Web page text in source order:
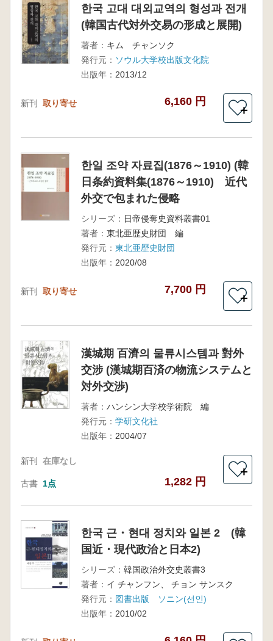
한국 고대 대외교역의 형성과 전개
(韓国古代対外交易の形成と展開)
著者： キム チャンソク
発行元： ソウル大学校出版文化院
出版年： 2013/12
新刊 取り寄せ 6,160 円
＋
한일 조약 자료집(1876～1910) (韓
日条約資料集(1876～1910) 近代
外交で包まれた侵略
シリーズ： 日帝侵奪史資料叢書01
著者： 東北亜歴史財団 編
発行元： 東北亜歴史財団
出版年： 2020/08
新刊 取り寄せ 7,700 円
＋
漢城期 百濟의 물류시스템과 對外
交涉 (漢城期百済の物流システムと
対外交渉)
著者： ハンシン大学校学術院 編
発行元： 学研文化社
出版年： 2004/07
新刊 在庫なし
古書 1点 1,282 円
＋
한국 근・현대 정치와 일본 2 (韓
国近・現代政治と日本2)
シリーズ： 韓国政治外交史叢書3
著者： イ チャンフン、 チョン サンスク
発行元： 図書出版 ソニン(선인)
出版年： 2010/02